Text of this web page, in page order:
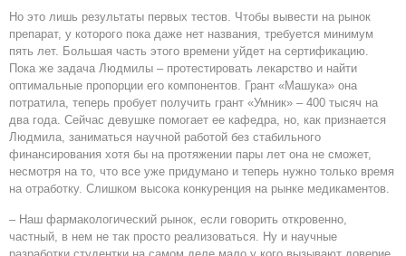
Но это лишь результаты первых тестов. Чтобы вывести на рынок
препарат, у которого пока даже нет названия, требуется минимум
пять лет. Большая часть этого времени уйдет на сертификацию.
Пока же задача Людмилы – протестировать лекарство и найти
оптимальные пропорции его компонентов. Грант «Машука» она
потратила, теперь пробует получить грант «Умник» – 400 тысяч на
два года. Сейчас девушке помогает ее кафедра, но, как признается
Людмила, заниматься научной работой без стабильного
финансирования хотя бы на протяжении пары лет она не сможет,
несмотря на то, что все уже придумано и теперь нужно только время
на отработку. Слишком высока конкуренция на рынке медикаментов.
– Наш фармакологический рынок, если говорить откровенно,
частный, в нем не так просто реализоваться. Ну и научные
разработки студентки на самом деле мало у кого вызывают доверие.